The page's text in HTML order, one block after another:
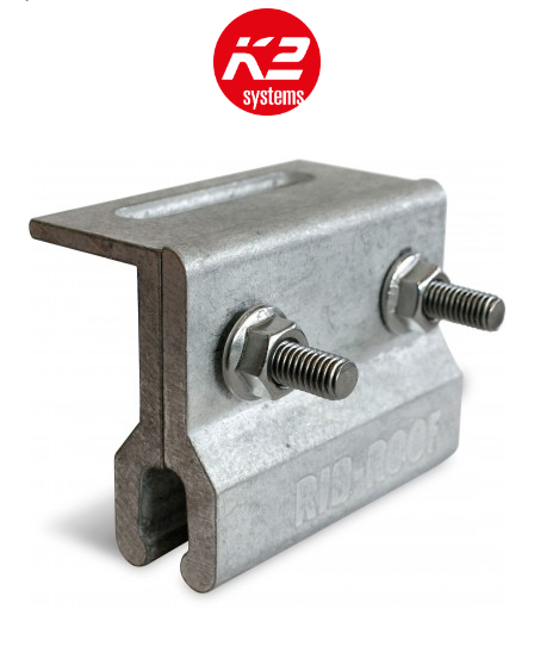
Cabluri semnalizare si control
Conductori flexibili cupru
Cabluri alarma
Cabluri boxe
Cabluri semnalizare incendiu
Cabluri semnalizare si control